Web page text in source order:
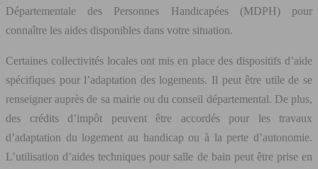
Départementale des Personnes Handicapées (MDPH) pour
connaître les aides disponibles dans votre situation.
Certaines collectivités locales ont mis en place des dispositifs d’aide
spécifiques pour l’adaptation des logements. Il peut être utile de se
renseigner auprès de sa mairie ou du conseil départemental. De plus,
des crédits d’impôt peuvent être accordés pour les travaux
d’adaptation du logement au handicap ou à la perte d’autonomie.
L’utilisation d’aides techniques pour salle de bain peut être prise en